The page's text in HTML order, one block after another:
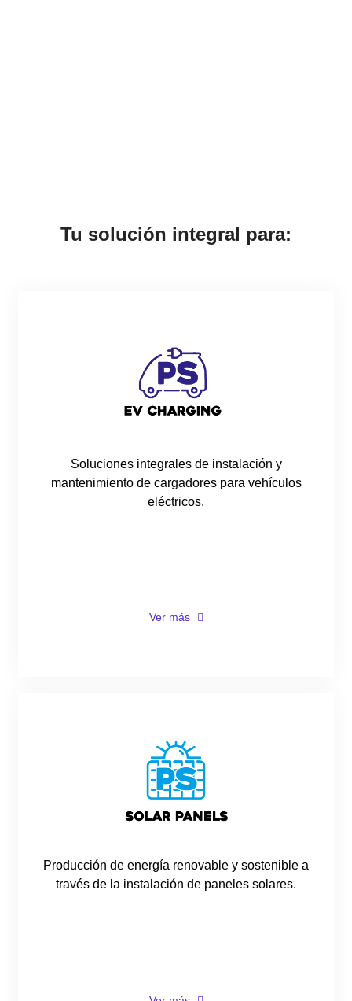
Tu solución integral para:
Soluciones integrales de instalación y
mantenimiento de cargadores para vehículos
eléctricos.
Ver más
Producción de energía renovable y sostenible a
través de la instalación de paneles solares.